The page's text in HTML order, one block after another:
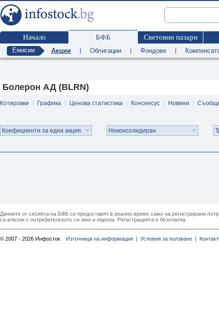
Начало БФБ Световни пазари
Емисии Акции Облигации Фондове
Болерон АД (BLRN)
Котировки Графика Ценова статистика Консенсус Новини
Коефициенти за една акция Неконсолидиран
Данните от сесията на БФБ се предоставят в реално време само на регистрирани
са влезли с потребителското си име и парола. Регистрацията е безплатна.
© 2007 - 2026 Инфосток Източници на информация | Условия за ползване |